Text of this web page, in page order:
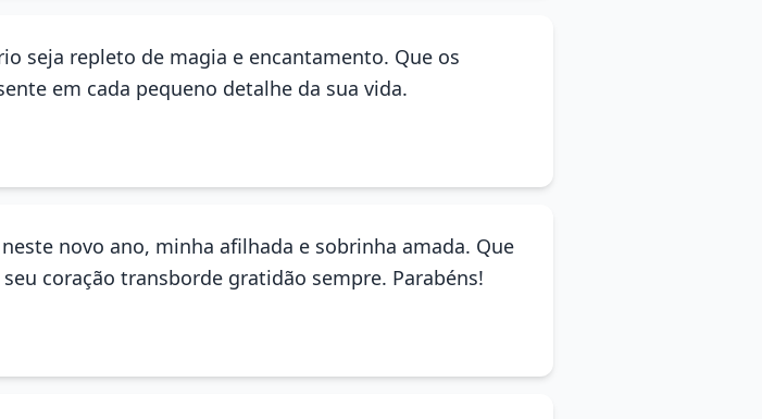
seja repleto de magia e encantamento. Que os
em cada pequeno detalhe da sua vida.
novo ano, minha afilhada e sobrinha amada. Que
coração transborde gratidão sempre. Parabéns!